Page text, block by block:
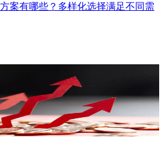
案有哪些？多样化选择满足不同需